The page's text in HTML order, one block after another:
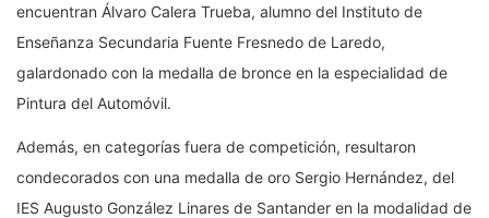
encuentran Álvaro Calera Trueba, alumno del Instituto de
Enseñanza Secundaria Fuente Fresnedo de Laredo,
galardonado con la medalla de bronce en la especialidad de
Pintura del Automóvil.
Además, en categorías fuera de competición, resultaron
condecorados con una medalla de oro Sergio Hernández, del
IES Augusto González Linares de Santander en la modalidad de